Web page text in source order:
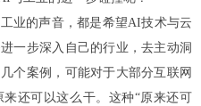
业的声音，都是希望AI技术与云
一步深入自己的行业，去主动洞
个案例，可能对于大部分互联网
还可以这么干。这种“原来还可